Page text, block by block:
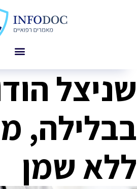
שניצל
בבלילה,
ללא שמן